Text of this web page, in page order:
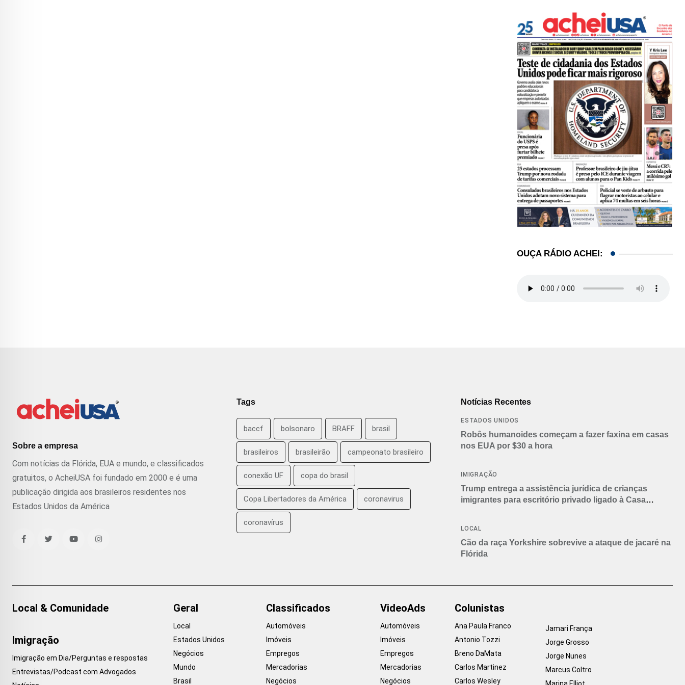
OUÇA RÁDIO ACHEI:
Sobre a empresa
Com notícias da Flórida, EUA e mundo, e classificados
gratuitos, o AcheiUSA foi fundado em 2000 e é uma
publicação dirigida aos brasileiros residentes nos
Estados Unidos da América
Tags
baccf bolsonaro BRAFF brasil
brasileiros brasileirão campeonato brasileiro
conexão UF copa do brasil
Copa Libertadores da América coronavirus
coronavírus
Notícias Recentes
ESTADOS UNIDOS
Robôs humanoides começam a fazer faxina em casas
nos EUA por $30 a hora
IMIGRAÇÃO
Trump entrega a assistência jurídica de crianças
imigrantes para escritório privado ligado à Casa
LOCAL
Cão da raça Yorkshire sobrevive a ataque de jacaré na
Flórida
Local & Comunidade
Imigração
Imigração em Dia/Perguntas e respostas
Entrevistas/Podcast com Advogados
Geral
Local
Estados Unidos
Negócios
Mundo
Brasil
Classificados
Automóveis
Imóveis
Empregos
Mercadorias
Negócios
VideoAds
Automóveis
Imóveis
Empregos
Mercadorias
Negócios
Colunistas
Ana Paula Franco
Antonio Tozzi
Breno DaMata
Carlos Martinez
Carlos Wesley
Jamari França
Jorge Grosso
Jorge Nunes
Marcus Coltro